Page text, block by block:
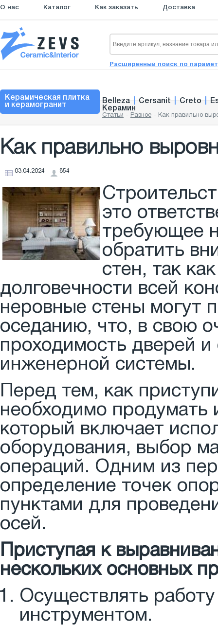
О нас Каталог Как заказать Доставка
Расширенный поиск по
Керамическая плитка
и керамогранит
Belleza Cersanit Creto
Керамин
Статьи - Разное - Как правильно
Как правильно
03.04.2024 854
это
требующее
обратить
стен, так
долговечности всей
неровные стены могут
оседанию, что, в свою
проходимость дверей и
инженерной системы.
Перед тем, как
необходимо продумать
который включает
оборудования, выбор
операций. Одним из
определение точек
пунктами для
осей.
Приступая к
нескольких основных
Осуществлять
инструментом.